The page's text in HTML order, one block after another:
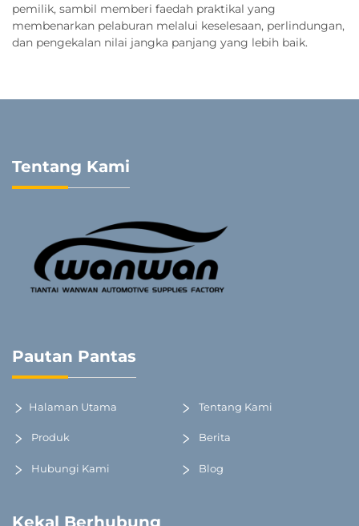
pemilik, sambil memberi faedah praktikal yang
membenarkan pelaburan melalui keselesaan, perlindungan,
dan pengekalan nilai jangka panjang yang lebih baik.
Tentang Kami
Pautan Pantas
Halaman Utama Tentang Kami
Produk Berita
Hubungi Kami Blog
Kekal Berhubung